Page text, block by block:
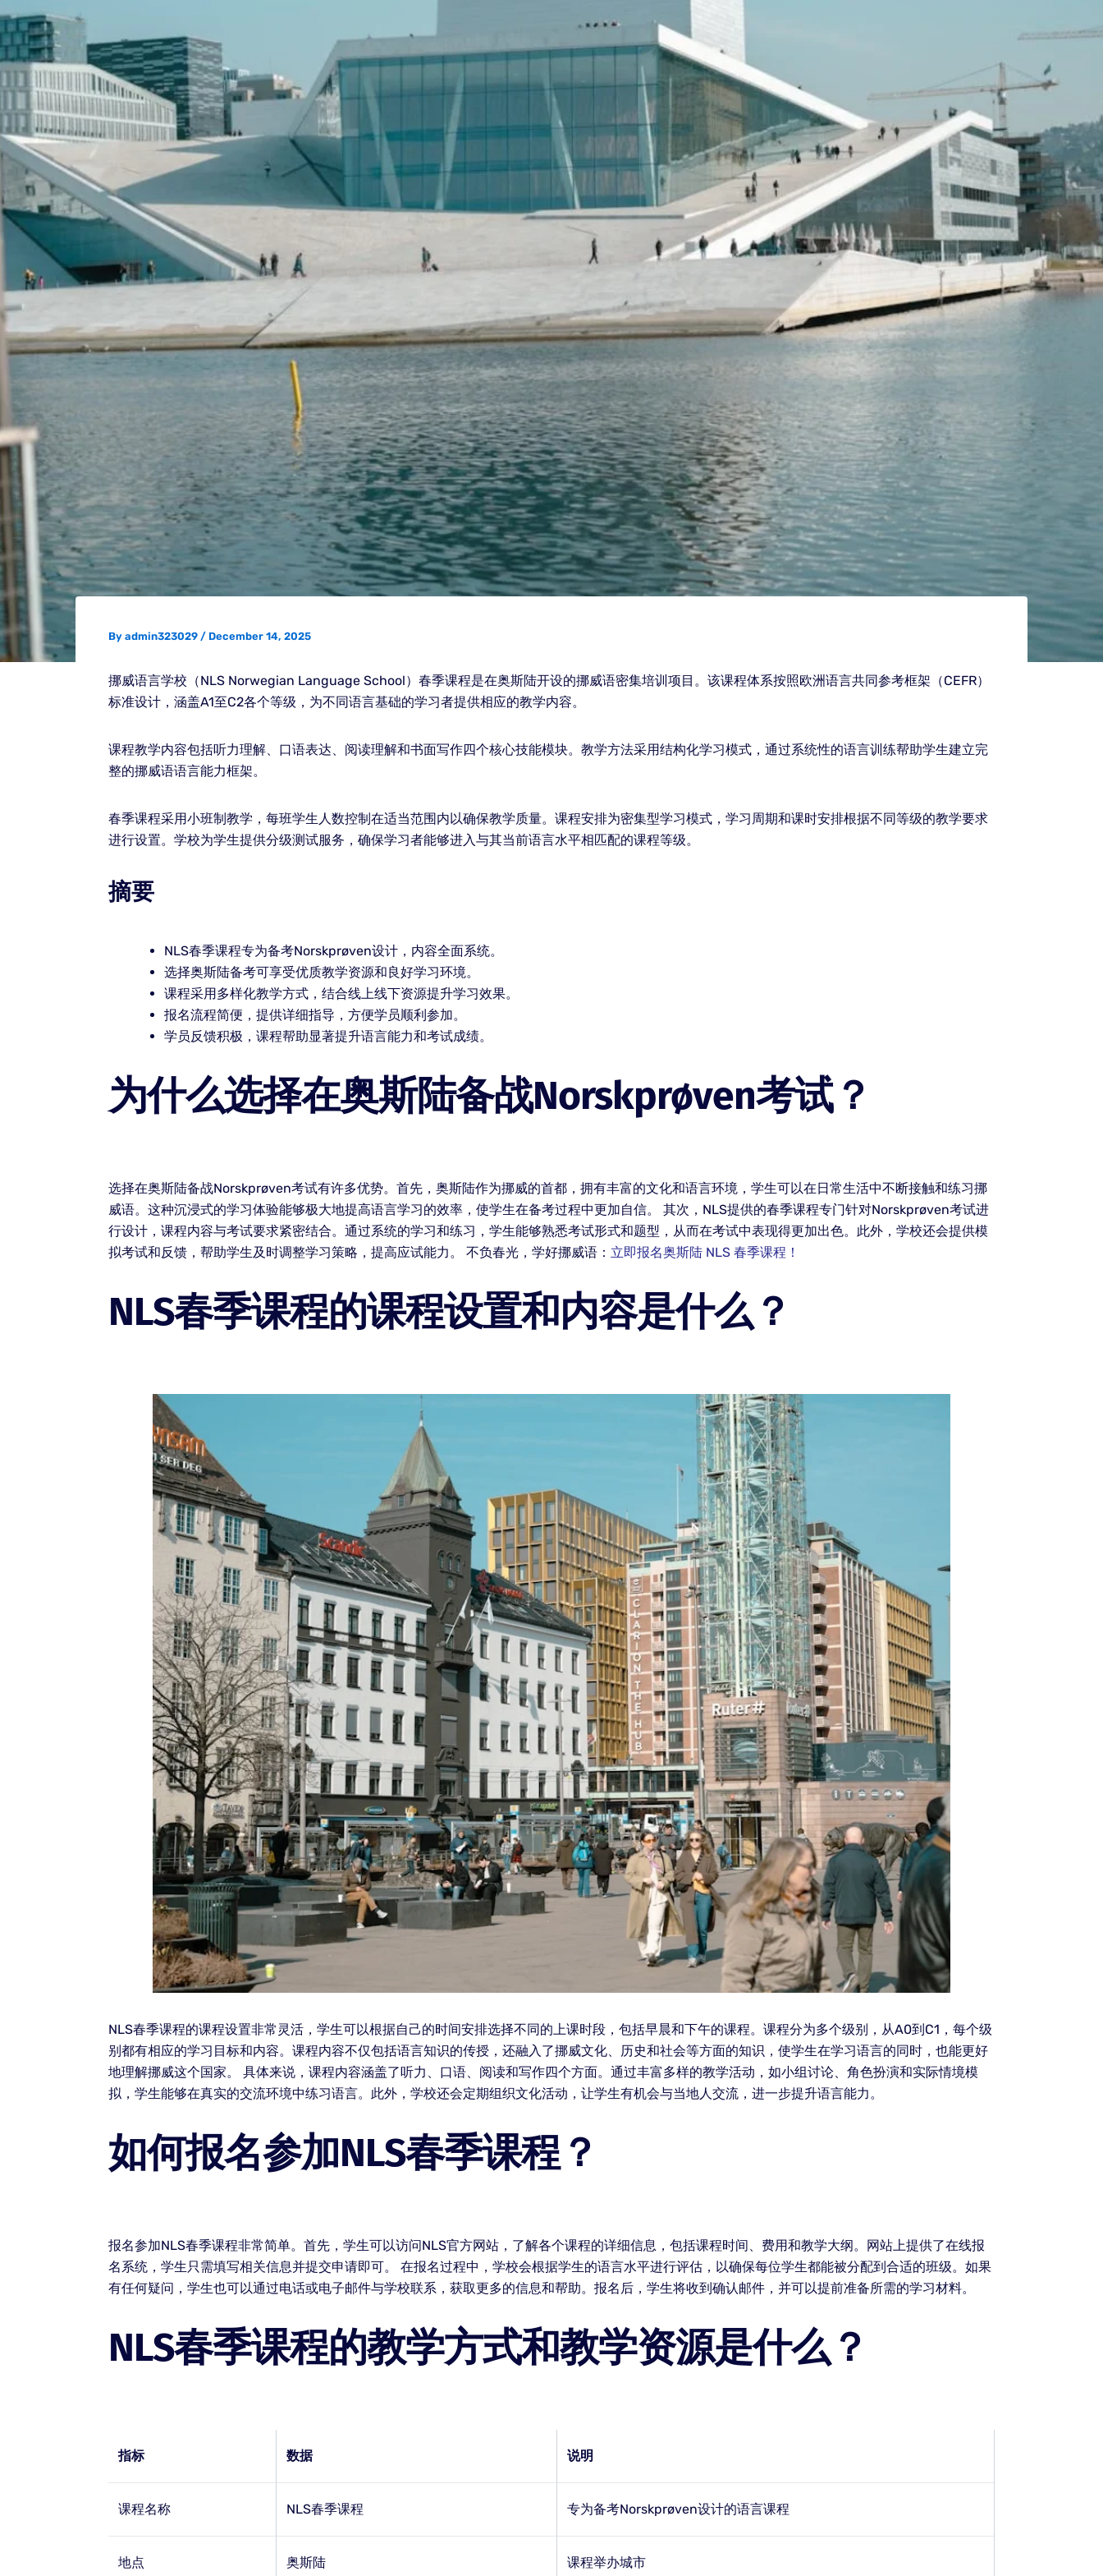
By admin323029 / December 14, 2025
挪威语言学校（NLS Norwegian Language School）春季课程是在奥斯陆开设的挪威语密集培训项目。该课程体系按照欧洲语言共同参考框架（CEFR）
标准设计，涵盖A1至C2各个等级，为不同语言基础的学习者提供相应的教学内容。
课程教学内容包括听力理解、口语表达、阅读理解和书面写作四个核心技能模块。教学方法采用结构化学习模式，通过系统性的语言训练帮助学生建立完
整的挪威语语言能力框架。
春季课程采用小班制教学，每班学生人数控制在适当范围内以确保教学质量。课程安排为密集型学习模式，学习周期和课时安排根据不同等级的教学要求
进行设置。学校为学生提供分级测试服务，确保学习者能够进入与其当前语言水平相匹配的课程等级。
摘要
NLS春季课程专为备考Norskprøven设计，内容全面系统。
选择奥斯陆备考可享受优质教学资源和良好学习环境。
课程采用多样化教学方式，结合线上线下资源提升学习效果。
报名流程简便，提供详细指导，方便学员顺利参加。
学员反馈积极，课程帮助显著提升语言能力和考试成绩。
为什么选择在奥斯陆备战Norskprøven考试？
选择在奥斯陆备战Norskprøven考试有许多优势。首先，奥斯陆作为挪威的首都，拥有丰富的文化和语言环境，学生可以在日常生活中不断接触和练习挪
威语。这种沉浸式的学习体验能够极大地提高语言学习的效率，使学生在备考过程中更加自信。 其次，NLS提供的春季课程专门针对Norskprøven考试进
行设计，课程内容与考试要求紧密结合。通过系统的学习和练习，学生能够熟悉考试形式和题型，从而在考试中表现得更加出色。此外，学校还会提供模
拟考试和反馈，帮助学生及时调整学习策略，提高应试能力。 不负春光，学好挪威语： 立即报名奥斯陆 NLS 春季课程！
NLS春季课程的课程设置和内容是什么？
NLS春季课程的课程设置非常灵活，学生可以根据自己的时间安排选择不同的上课时段，包括早晨和下午的课程。课程分为多个级别，从A0到C1，每个级
别都有相应的学习目标和内容。课程内容不仅包括语言知识的传授，还融入了挪威文化、历史和社会等方面的知识，使学生在学习语言的同时，也能更好
地理解挪威这个国家。 具体来说，课程内容涵盖了听力、口语、阅读和写作四个方面。通过丰富多样的教学活动，如小组讨论、角色扮演和实际情境模
拟，学生能够在真实的交流环境中练习语言。此外，学校还会定期组织文化活动，让学生有机会与当地人交流，进一步提升语言能力。
如何报名参加NLS春季课程？
报名参加NLS春季课程非常简单。首先，学生可以访问NLS官方网站，了解各个课程的详细信息，包括课程时间、费用和教学大纲。网站上提供了在线报
名系统，学生只需填写相关信息并提交申请即可。 在报名过程中，学校会根据学生的语言水平进行评估，以确保每位学生都能被分配到合适的班级。如果
有任何疑问，学生也可以通过电话或电子邮件与学校联系，获取更多的信息和帮助。报名后，学生将收到确认邮件，并可以提前准备所需的学习材料。
NLS春季课程的教学方式和教学资源是什么？
指标 数据 说明
课程名称 NLS春季课程 专为备考Norskprøven设计的语言课程
地点 奥斯陆 课程举办城市